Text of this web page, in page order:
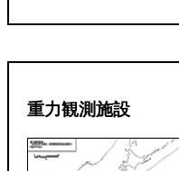
重力観測施設